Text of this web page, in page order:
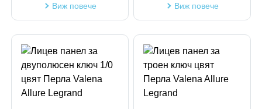
Виж повече
Виж повече